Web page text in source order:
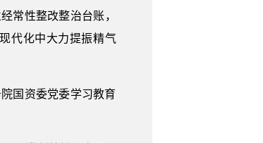
常性整改整治台账，
代化中大力提振精气
国资委党委学习教育